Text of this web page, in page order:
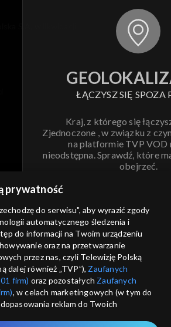
ŁĄCZYSZ SIĘ SPOZA
Kraj, z którego się
Zjednoczone , w związku z
na platformie TVP VOD
nieodstępna. Sprawdź, które
obejrzeć.
ANULUJ
usług
prywatność
do serwisu", aby wyrazić zgody
automatycznego śledzenia i
do informacji na Twoim urządzeniu
oraz na przetwarzanie
przez nas, czyli Telewizję Polską
dalej również „TVP”), Zaufanych
firm) oraz pozostałych Zaufanych
, w celach marketingowych (w tym do
reklam do Twoich